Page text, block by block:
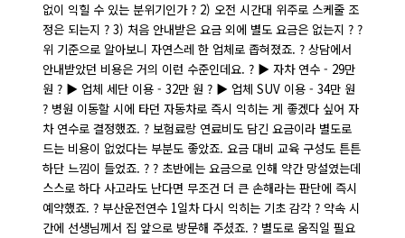
없이 익힐 수 있는 분위기인가 ? 2) 오전 시간대 위주로 스케줄 조
정은 되는지 ? 3) 처음 안내받은 요금 외에 별도 요금은 없는지 ? ?
위 기준으로 알아보니 자연스레 한 업체로 좁혀졌죠. ? 상담에서
안내받았던 비용은 거의 이런 수준인데요. ? ▶ 자차 연수 - 29만
원 ? ▶ 업체 세단 이용 - 32만 원 ? ▶ 업체 SUV 이용 - 34만 원
? 병원 이동할 시에 타던 자동차로 즉시 익히는 게 좋겠다 싶어 자
차 연수로 결정했죠. ? 보험료랑 연료비도 담긴 요금이라 별도로
드는 비용이 없었다는 부분도 좋았죠. 요금 대비 교육 구성도 튼튼
하단 느낌이 들었죠. ? ? 초반에는 요금으로 인해 약간 망설였는데
스스로 하다 사고라도 난다면 무조건 더 큰 손해라는 판단에 즉시
예약했죠. ? 부산운전연수 1일차 다시 익히는 기초 감각 ? 약속 시
간에 선생님께서 집 앞으로 방문해 주셨죠. ? 별도로 움직일 필요